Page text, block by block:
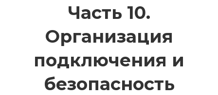
Часть 10.
Организация
подключения и
безопасность